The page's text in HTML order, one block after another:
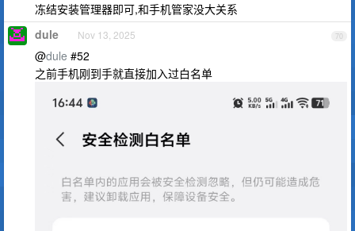
冻结安装管理器即可,和手机管家没大关系
70
dule Nov 13, 2025
@dule #52
之前手机刚到手就直接加入过白名单